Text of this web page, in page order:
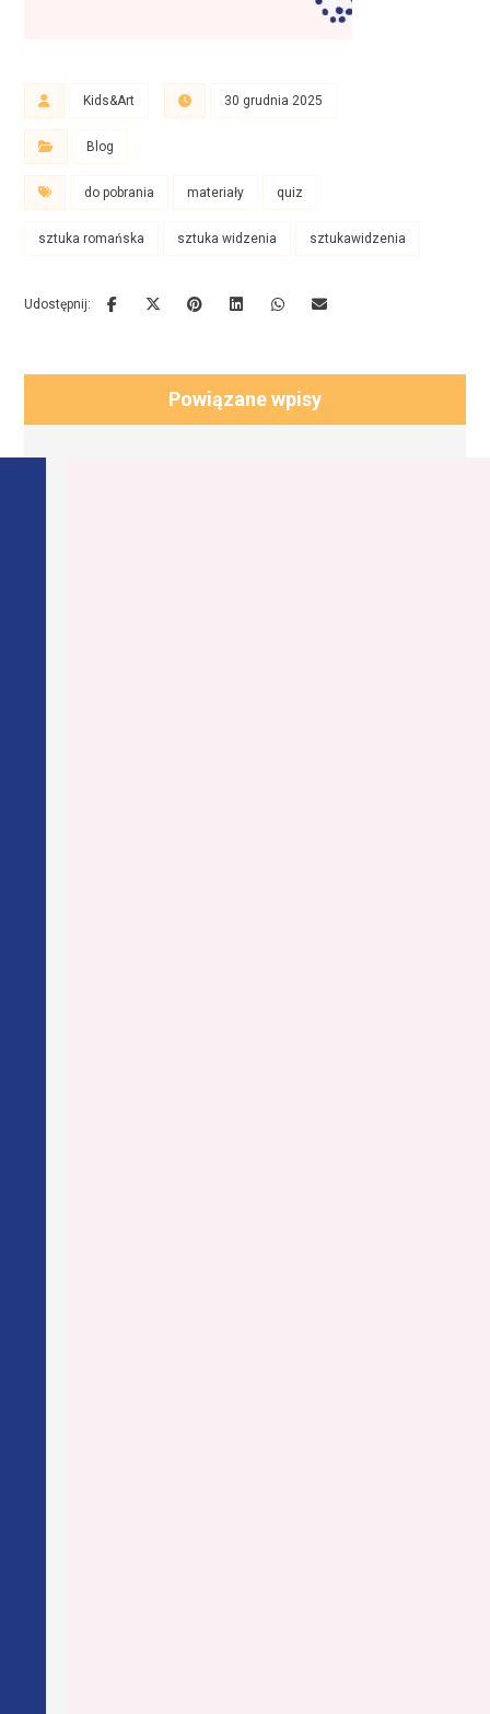
Kids&Art 30 grudnia 2025
Blog
do pobrania materiały quiz
sztuka romańska sztuka widzenia sztukawidzenia
Powiązane wpisy